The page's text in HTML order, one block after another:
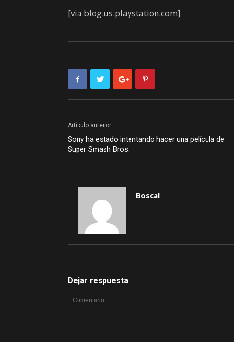
[via blog.us.playstation.com]
Artículo anterior
Sony ha estado intentando hacer una película de
Super Smash Bros.
Boscal
Dejar respuesta